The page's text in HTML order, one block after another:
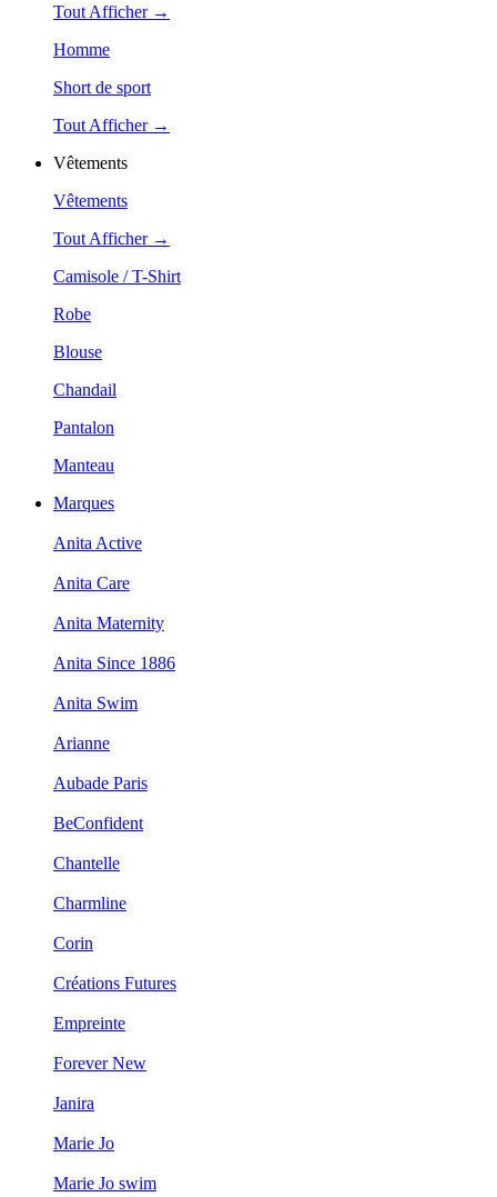
Tout Afficher →
Homme
Short de sport
Tout Afficher →
Vêtements
Vêtements
Tout Afficher →
Camisole / T-Shirt
Robe
Blouse
Chandail
Pantalon
Manteau
Marques
Anita Active
Anita Care
Anita Maternity
Anita Since 1886
Anita Swim
Arianne
Aubade Paris
BeConfident
Chantelle
Charmline
Corin
Créations Futures
Empreinte
Forever New
Janira
Marie Jo
Marie Jo swim